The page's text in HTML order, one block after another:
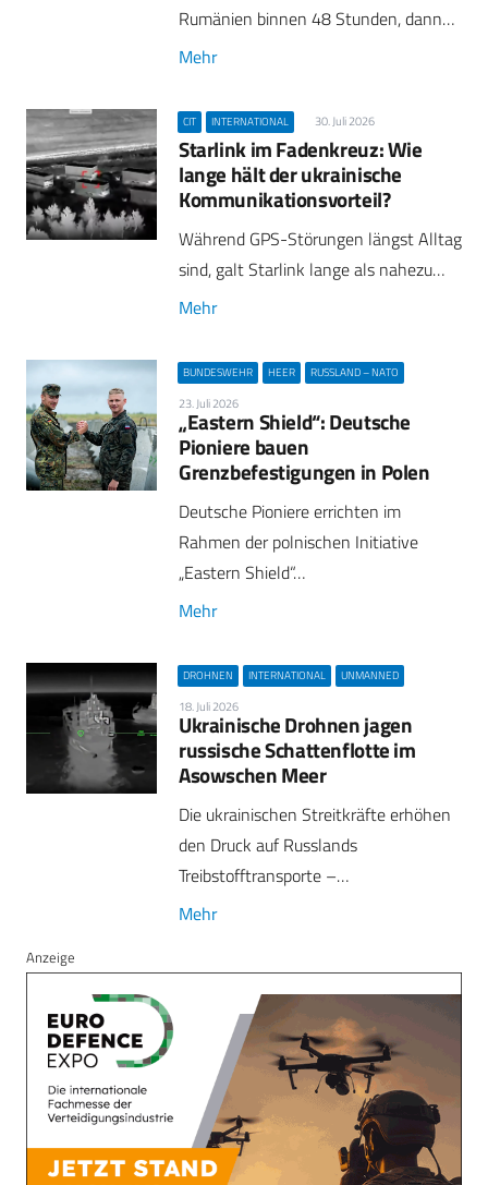
Rumänien binnen 48 Stunden, dann…
Mehr
CIT INTERNATIONAL 30. Juli 2026
Starlink im Fadenkreuz: Wie
lange hält der ukrainische
Kommunikationsvorteil?
Während GPS-Störungen längst Alltag
sind, galt Starlink lange als nahezu…
Mehr
BUNDESWEHR HEER RUSSLAND – NATO
23. Juli 2026
„Eastern Shield“: Deutsche
Pioniere bauen
Grenzbefestigungen in Polen
Deutsche Pioniere errichten im
Rahmen der polnischen Initiative
„Eastern Shield“…
Mehr
DROHNEN INTERNATIONAL UNMANNED
18. Juli 2026
Ukrainische Drohnen jagen
russische Schattenflotte im
Asowschen Meer
Die ukrainischen Streitkräfte erhöhen
den Druck auf Russlands
Treibstofftransporte –…
Mehr
Anzeige